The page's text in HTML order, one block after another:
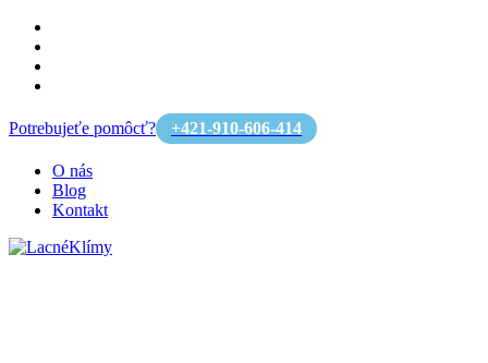
Potrebujeťe pomôcť? +421-910-606-414
O nás
Blog
Kontakt